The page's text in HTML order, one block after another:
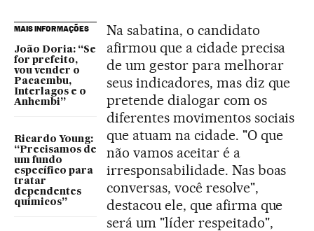
MAIS INFORMAÇÕES
João Doria: “Se
for prefeito,
vou vender o
Pacaembu,
Interlagos e o
Anhembi”
Ricardo Young:
“Precisamos de
um fundo
específico para
tratar
dependentes
químicos”
Na sabatina, o candidato
afirmou que a cidade precisa
de um gestor para melhorar
seus indicadores, mas diz que
pretende dialogar com os
diferentes movimentos sociais
que atuam na cidade. "O que
não vamos aceitar é a
irresponsabilidade. Nas boas
conversas, você resolve",
destacou ele, que afirma que
será um "líder respeitado",